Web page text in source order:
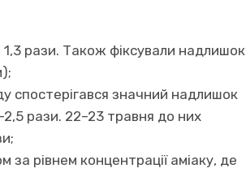
рази. Також фіксували надлишок
спостерігався значний надлишок
рази. 22–23 травня до них
за рівнем концентрації аміаку, де